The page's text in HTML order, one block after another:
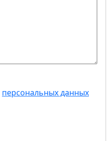
персональных данных